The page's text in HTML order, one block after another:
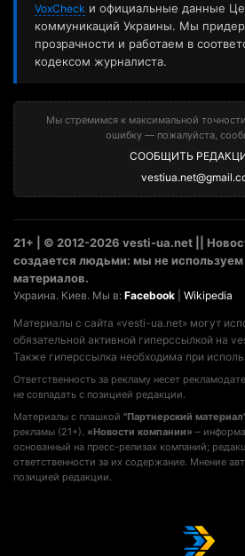
VoxCheck и официальные данные
коммуникаций Украины. Мы
прозрачности и работаем в
кодексом журналиста.
Мы стремимся к максимальной
ошибку — пожалуйста,
СООБЩИТЬ
21+ | © 2012-2026 vesti-ua.net ||
создается людьми: мы не
материалов.
Украина. Киев. Мы в: Facebook Wikipedia
Материалы с сайта «vesti-ua.net» могут
обязательной активной гиперссылкой на
Также гиперссылка необходима при
Ответственность за рекламу несет
не совпадать с позицией редакции.
Материалы с плашкой "Партнерский
рекламы (21+). «Новости компании» –
основанный на пресс-релизах компаний;
ответственности за их содержание. Мнение
позицией редакции.